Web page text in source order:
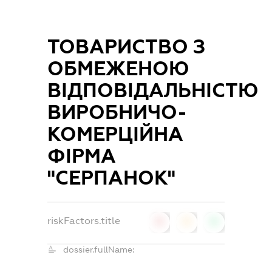
ТОВАРИСТВО З
ОБМЕЖЕНОЮ
ВІДПОВІДАЛЬНІСТЮ
ВИРОБНИЧО-
КОМЕРЦІЙНА
ФІРМА
"СЕРПАНОК"
riskFactors.title
dossier.fullName: